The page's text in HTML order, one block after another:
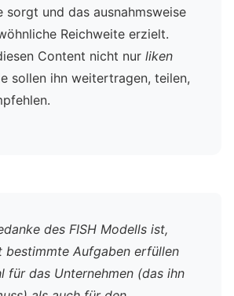
sorgt und das ausnahmsweise
Reichweite erzielt.
Content nicht nur liken
sollen ihn weitertragen, teilen,
des FISH Modells ist,
bestimmte Aufgaben erfüllen
für das Unternehmen (das ihn